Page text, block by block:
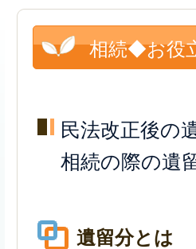
相続◆お役
民法改正後の
相続の際の遺
遺留分とは